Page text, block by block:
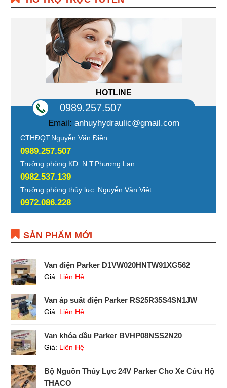
HOTLINE
0989.257.507
Email: anhuyhydraulic@gmail.com
CTHĐQT:Nguyễn Văn Điền
0989.257.507
Trưởng phòng KD: N.T.Phương Lan
0982.537.139
Trưởng phòng thủy lực: Nguyễn Văn Việt
0972.086.228
SẢN PHẨM MỚI
Van điện Parker D1VW020HNTW91XG562
Giá: Liên Hệ
Van áp suất điện Parker RS25R35S4SN1JW
Giá: Liên Hệ
Van khóa dầu Parker BVHP08NSS2N20
Giá: Liên Hệ
Bộ Nguồn Thủy Lực 24V Parker Cho Xe Cứu Hộ
THACO